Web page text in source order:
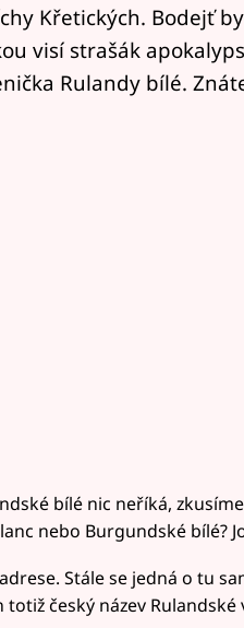
Křetických. Bodejť
visí strašák
Rulandy bílé.
bílé nic neříká,
nebo Burgundské bílé?
Stále se jedná o tu
totiž český název